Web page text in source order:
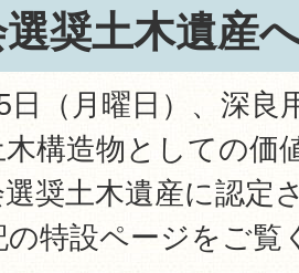
奨土木遺産
日（月曜日）、深良
構造物としての価
奨土木遺産に認定
特設ページをご覧